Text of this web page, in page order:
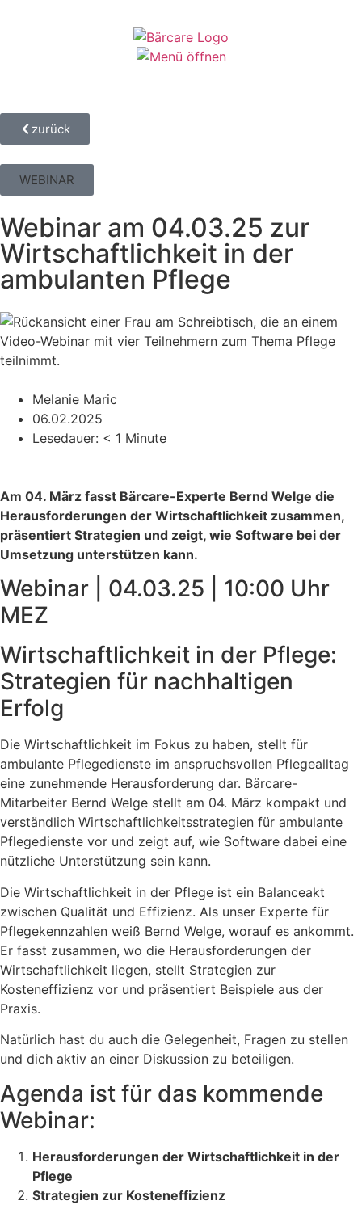
zurück
WEBINAR
Webinar am 04.03.25 zur
Wirtschaftlichkeit in der
ambulanten Pflege
Melanie Maric
06.02.2025
Lesedauer: < 1 Minute
Am 04. März fasst Bärcare-Experte Bernd Welge die
Herausforderungen der Wirtschaftlichkeit zusammen,
präsentiert Strategien und zeigt, wie Software bei der
Umsetzung unterstützen kann.
Webinar | 04.03.25 | 10:00 Uhr
MEZ
Wirtschaftlichkeit in der Pflege:
Strategien für nachhaltigen
Erfolg
Die Wirtschaftlichkeit im Fokus zu haben, stellt für
ambulante Pflegedienste im anspruchsvollen Pflegealltag
eine zunehmende Herausforderung dar. Bärcare-
Mitarbeiter Bernd Welge stellt am 04. März kompakt und
verständlich Wirtschaftlichkeitsstrategien für ambulante
Pflegedienste vor und zeigt auf, wie Software dabei eine
nützliche Unterstützung sein kann.
Die Wirtschaftlichkeit in der Pflege ist ein Balanceakt
zwischen Qualität und Effizienz. Als unser Experte für
Pflegekennzahlen weiß Bernd Welge, worauf es ankommt.
Er fasst zusammen, wo die Herausforderungen der
Wirtschaftlichkeit liegen, stellt Strategien zur
Kosteneffizienz vor und präsentiert Beispiele aus der
Praxis.
Natürlich hast du auch die Gelegenheit, Fragen zu stellen
und dich aktiv an einer Diskussion zu beteiligen.
Agenda ist für das kommende
Webinar:
Herausforderungen der Wirtschaftlichkeit in der
Pflege
Strategien zur Kosteneffizienz